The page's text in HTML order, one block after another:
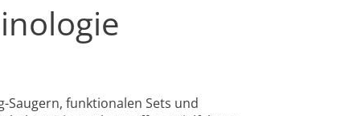
Saugern, funktionalen Sets und